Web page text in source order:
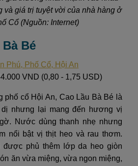
và giá trị tuyệt vời của nhà hàng ở
Cổ (Nguồn: Internet)
Bé
Phú, Phố Cổ, Hội An
VND (0,80 - 1,75 USD)
phố cổ Hội An, Cao Lầu Bà Bé là
nhưng lại mang đến hương vị
Nước dùng thanh nhẹ nhưng
nổi bật vị thịt heo và rau thơm.
phủ thêm lớp da heo giòn
ăn vừa miệng, vừa ngon miệng,